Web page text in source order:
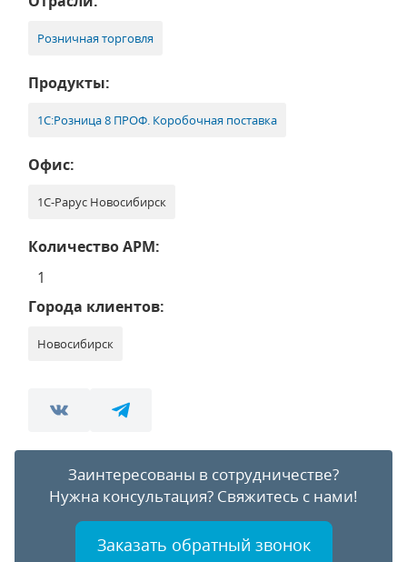
Розничная торговля
Продукты:
1С:Розница 8 ПРОФ. Коробочная поставка
Офис:
1С-Рарус Новосибирск
Количество АРМ:
1
Города клиентов:
Новосибирск
Заинтересованы в сотрудничестве?
Нужна консультация? Свяжитесь с нами!
Заказать обратный звонок